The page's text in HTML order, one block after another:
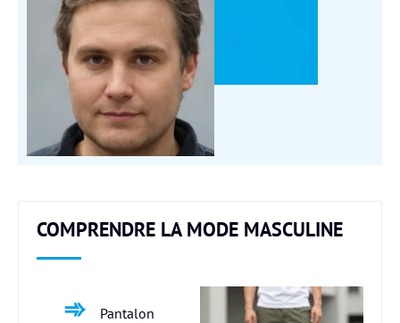
COMPRENDRE LA MODE MASCULINE
Pantalon